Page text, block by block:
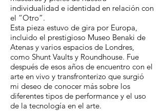
individualidad e identidad en relación con
el “Otro”.
Esta pieza estuvo de gira por Europa,
incluido el prestigioso Museo Benaki de
Atenas y varios espacios de Londres,
como Shunt Vaults y Roundhouse. Fue
después de esos años de encuentro con el
arte en vivo y transfronterizo que surgió
mi deseo de conocer más sobre los
diferentes tipos de performance y el uso
de la tecnología en el arte.